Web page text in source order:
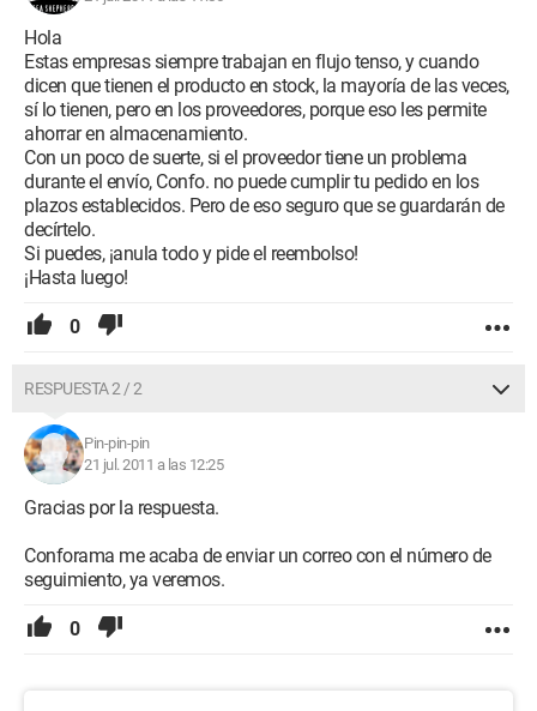
Les escribí un correo ayer pidiendo información sobre mi
paquete, sobre su estado, pero hasta ahora, ninguna
respuesta...
Ayúdame, no quiero esperar 4 meses para recibir una silla
(porque buscando en Internet he encontrado muchos clientes
que se quejan de productos que al final no estaban en stock,
con una espera de 2 a 9 meses !!!!!)
Gracias...
Hola
Estas empresas siempre trabajan en flujo tenso, y cuando
dicen que tienen el producto en stock, la mayoría de las veces,
sí lo tienen, pero en los proveedores, porque eso les permite
ahorrar en almacenamiento.
Con un poco de suerte, si el proveedor tiene un problema
durante el envío, Confo. no puede cumplir tu pedido en los
plazos establecidos. Pero de eso seguro que se guardarán de
decírtelo.
Si puedes, ¡anula todo y pide el reembolso!
¡Hasta luego!
0
RESPUESTA 2 / 2
Pin-pin-pin
21 jul. 2011 a las 12:25
Gracias por la respuesta.
Conforama me acaba de enviar un correo con el número de
seguimiento, ya veremos.
0